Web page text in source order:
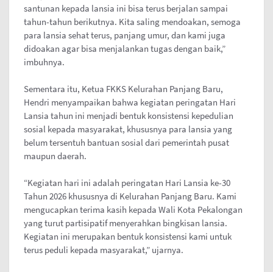
santunan kepada lansia ini bisa terus berjalan sampai
tahun-tahun berikutnya. Kita saling mendoakan, semoga
para lansia sehat terus, panjang umur, dan kami juga
didoakan agar bisa menjalankan tugas dengan baik,”
imbuhnya.
Sementara itu, Ketua FKKS Kelurahan Panjang Baru,
Hendri menyampaikan bahwa kegiatan peringatan Hari
Lansia tahun ini menjadi bentuk konsistensi kepedulian
sosial kepada masyarakat, khususnya para lansia yang
belum tersentuh bantuan sosial dari pemerintah pusat
maupun daerah.
“Kegiatan hari ini adalah peringatan Hari Lansia ke-30
Tahun 2026 khususnya di Kelurahan Panjang Baru. Kami
mengucapkan terima kasih kepada Wali Kota Pekalongan
yang turut partisipatif menyerahkan bingkisan lansia.
Kegiatan ini merupakan bentuk konsistensi kami untuk
terus peduli kepada masyarakat,” ujarnya.